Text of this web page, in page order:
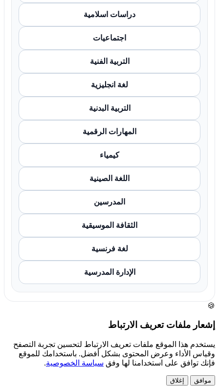
دراسات اسلامية
اجتماعيات
التربية الفنية
لغة انجليزية
التربية البدنية
المهارات الرقمية
كيمياء
اللغة الصينية
المدرسين
الثقافة الموسيقية
لغة فرنسية
الإدارة المدرسية
🍪
إشعار ملفات تعريف الارتباط
يستخدم هذا الموقع ملفات تعريف الارتباط لتحسين تجربة التصفح
وقياس الأداء وعرض المحتوى بشكل أفضل. باستخدامك للموقع
فإنك توافق على استخدامنا لها وفق سياسة الخصوصية.
موافق إغلاق